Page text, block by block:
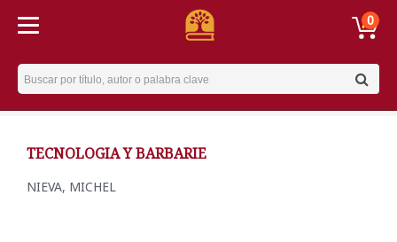
0
Username
TECNOLOGIA Y BARBARIE
NIEVA, MICHEL